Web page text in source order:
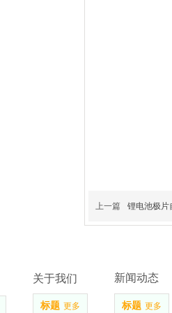
上一篇 锂电池极片
标题 更多 标题 更多
关于我们 新闻动态